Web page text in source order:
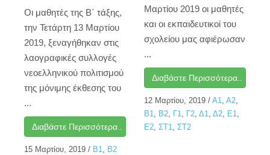
Οι μαθητές της Β΄ τάξης,
την Τετάρτη 13 Μαρτίου
2019, ξεναγήθηκαν στις
λαογραφικές συλλογές
νεοελληνικού πολιτισμού
της μόνιμης έκθεσης του
...
Διαβάστε Περισσότερα..
15 Μαρτίου, 2019 / Β1, Β2
Μαρτίου 2019 οι μαθητές
και οι εκπαιδευτικοί του
σχολείου μας αφιέρωσαν
...
Διαβάστε Περισσότερα..
12 Μαρτίου, 2019 / Α1 Α2
Β1
Β2 Γ1 Γ2 Δ1 Δ2 Ε1
Ε2 ΣΤ1 ΣΤ2